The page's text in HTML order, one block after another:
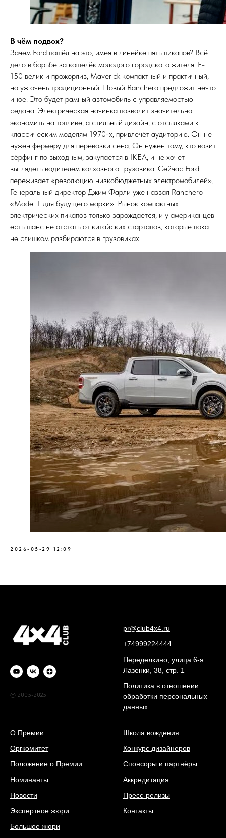
В чём подвох?
Зачем Ford пошёл на это, имея в линейке пять пикапов? Всё
дело в борьбе за кошелёк молодого городского жителя. F-
150 велик и прожорлив, Maverick компактный и практичный,
но уж очень традиционный. Новый Ranchero предложит нечто
иное. Это будет рамный автомобиль с управляемостью
седана. Электрическая начинка позволит значительно
экономить на топливе, а стильный дизайн, с отсылками к
классическим моделям 1970-х, привлечёт аудиторию. Он не
нужен фермеру для перевозки сена. Он нужен тому, кто возит
сёрфинг по выходным, закупается в IKEA, и не хочет
выглядеть водителем колхозного грузовика. Сейчас Ford
переживает «революцию низкобюджетных электромобилей».
Генеральный директор Джим Фарли уже назвал Ranchero
«Model T для будущего марки». Рынок компактных
электрических пикапов только зарождается, и у американцев
есть шанс не отстать от китайских стартапов, которые пока
не слишком разбираются в грузовиках.
2026-05-29 12:09
© 2005-2025
pr@club4x4.ru
+74999224444
Переделкино, улица 6-я
Лазенки, 38, стр. 1
Политика в отношении
обработки персональных
данных
О Премии
Оргкомитет
Положение о Премии
Номинанты
Новости
Экспертное жюри
Большое жюри
Школа вождения
Конкурс дизайнеров
Спонсоры и партнёры
Аккредитация
Пресс-релизы
Контакты